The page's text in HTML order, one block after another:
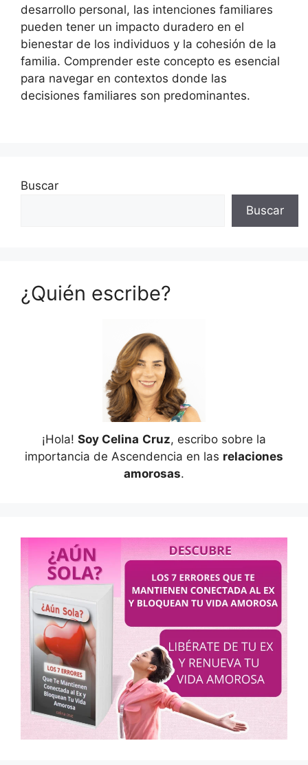
desarrollo personal, las intenciones familiares
pueden tener un impacto duradero en el
bienestar de los individuos y la cohesión de la
familia. Comprender este concepto es esencial
para navegar en contextos donde las
decisiones familiares son predominantes.
Buscar
Buscar
¿Quién escribe?
¡Hola! Soy Celina Cruz, escribo sobre la
importancia de Ascendencia en las relaciones
amorosas.